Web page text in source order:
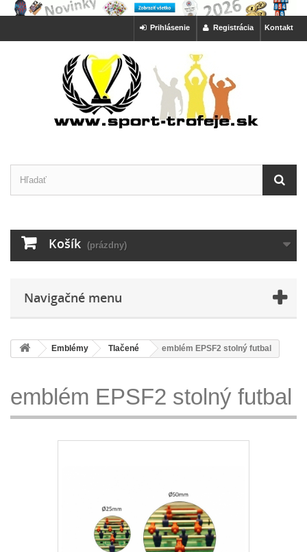
Kontakt
Registrácia
Prihlásenie
Košík (prázdny)
Navigačné menu
Emblémy Tlačené emblém EPSF2 stolný futbal
emblém EPSF2 stolný futbal